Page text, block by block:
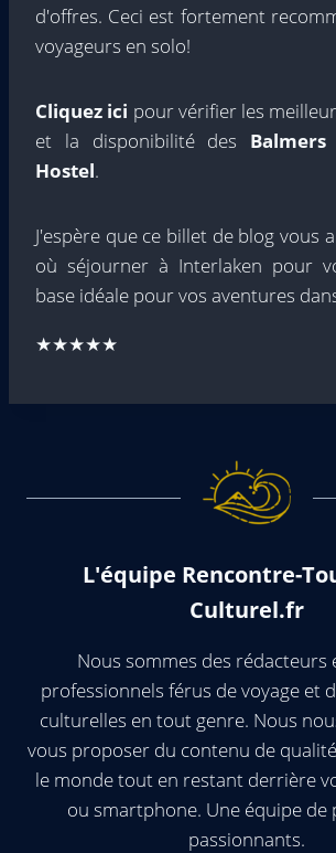
d'offres. Ceci est fortement
voyageurs en solo!
Cliquez ici pour vérifier les
et la disponibilité des Balmers
Hostel.
J'espère que ce billet de blog vous
où séjourner à Interlaken pour
base idéale pour vos aventures
★★★★★
L'équipe Rencontre-
Culturel.fr
Nous sommes des rédacteurs
professionnels férus de voyage et
culturelles en tout genre. Nous
vous proposer du contenu de
le monde tout en restant derrière
ou smartphone. Une équipe de
passionnants.